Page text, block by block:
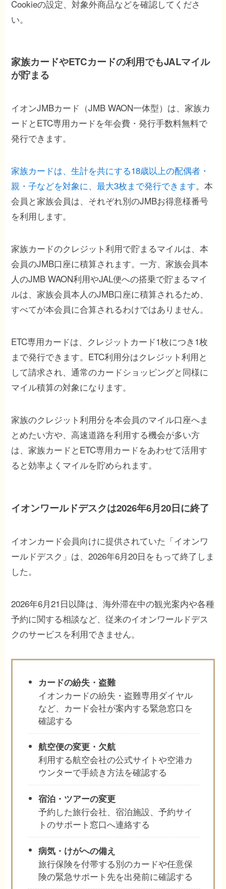
Cookieの設定、対象外商品などを確認してくださ
い。
家族カードやETCカードの利用でもJALマイル
が貯まる
イオンJMBカード（JMB WAON一体型）は、家族カ
ードとETC専用カードを年会費・発行手数料無料で
発行できます。
家族カードは、生計を共にする18歳以上の配偶者・
親・子などを対象に、最大3枚まで発行できます。本
会員と家族会員は、それぞれ別のJMBお得意様番号
を利用します。
家族カードのクレジット利用で貯まるマイルは、本
会員のJMB口座に積算されます。一方、家族会員本
人のJMB WAON利用やJAL便への搭乗で貯まるマイ
ルは、家族会員本人のJMB口座に積算されるため、
すべてが本会員に合算されるわけではありません。
ETC専用カードは、クレジットカード1枚につき1枚
まで発行できます。ETC利用分はクレジット利用と
して請求され、通常のカードショッピングと同様に
マイル積算の対象になります。
家族のクレジット利用分を本会員のマイル口座へま
とめたい方や、高速道路を利用する機会が多い方
は、家族カードとETC専用カードをあわせて活用す
ると効率よくマイルを貯められます。
イオンワールドデスクは2026年6月20日に終了
イオンカード会員向けに提供されていた「イオンワ
ールドデスク」は、2026年6月20日をもって終了しま
した。
2026年6月21日以降は、海外滞在中の観光案内や各種
予約に関する相談など、従来のイオンワールドデス
クのサービスを利用できません。
カードの紛失・盗難
イオンカードの紛失・盗難専用ダイヤル
など、カード会社が案内する緊急窓口を
確認する
航空便の変更・欠航
利用する航空会社の公式サイトや空港カ
ウンターで手続き方法を確認する
宿泊・ツアーの変更
予約した旅行会社、宿泊施設、予約サイ
トのサポート窓口へ連絡する
病気・けがへの備え
旅行保険を付帯する別のカードや任意保
険の緊急サポート先を出発前に確認する